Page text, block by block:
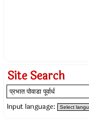
Site Search
Input language: